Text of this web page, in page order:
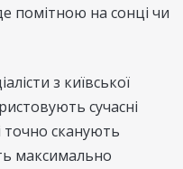
помітною на сонці чи
з київської
сучасні
точно сканують
максимально